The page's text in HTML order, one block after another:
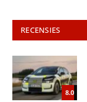
RECENSIES
8.0